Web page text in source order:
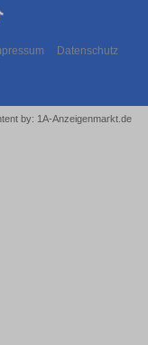
Datenschutz
by: 1A-Anzeigenmarkt.de